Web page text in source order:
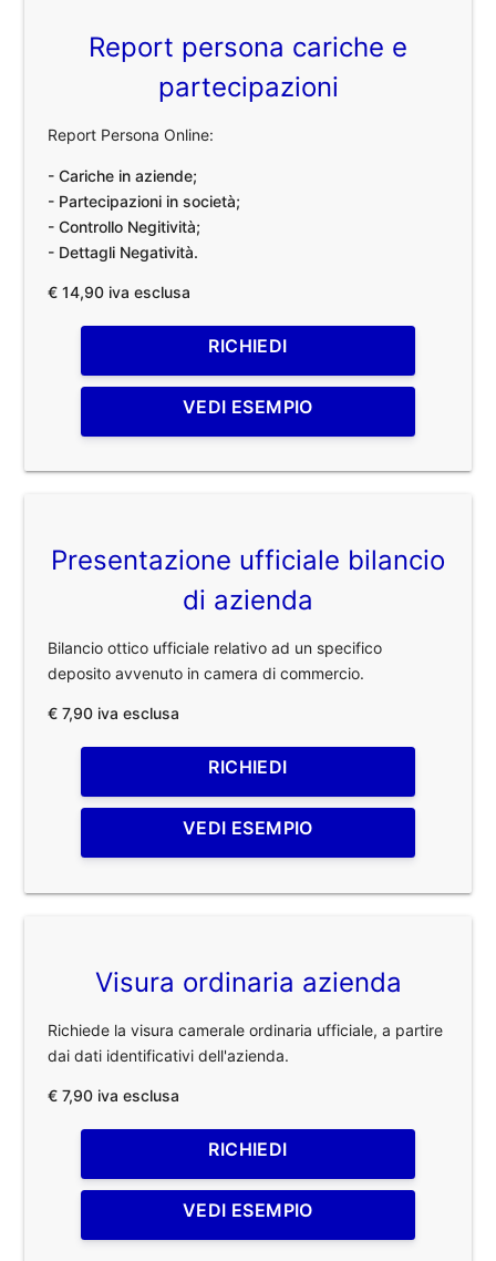
Report persona cariche e
partecipazioni
Report Persona Online:
- Cariche in aziende;
- Partecipazioni in società;
- Controllo Negitività;
- Dettagli Negatività.
€ 14,90 iva esclusa
RICHIEDI
VEDI ESEMPIO
Presentazione ufficiale bilancio
di azienda
Bilancio ottico ufficiale relativo ad un specifico
deposito avvenuto in camera di commercio.
€ 7,90 iva esclusa
RICHIEDI
VEDI ESEMPIO
Visura ordinaria azienda
Richiede la visura camerale ordinaria ufficiale, a partire
dai dati identificativi dell'azienda.
€ 7,90 iva esclusa
RICHIEDI
VEDI ESEMPIO